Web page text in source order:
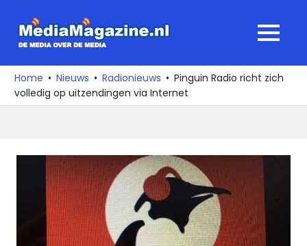
naar
media
over
de
MENU
Home Nieuws Radionieuws
Pinguin Radio richt zich
volledig op uitzendingen via Internet